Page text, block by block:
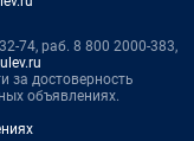
74, раб. 8 800 2000-383,
за достоверность
объявлениях.